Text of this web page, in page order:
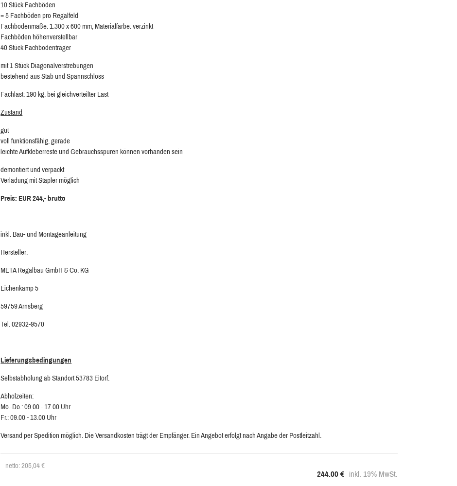
10 Stück Fachböden
= 5 Fachböden pro Regalfeld
Fachbodenmaße: 1.300 x 600 mm, Materialfarbe: verzinkt
Fachböden höhenverstellbar
40 Stück Fachbodenträger
mit 1 Stück Diagonalverstrebungen
bestehend aus Stab und Spannschloss
Fachlast: 190 kg, bei gleichverteilter Last
Zustand
gut
voll funktionsfähig, gerade
leichte Aufkleberreste und Gebrauchsspuren können vorhanden sein
demontiert und verpackt
Verladung mit Stapler möglich
Preis: EUR 244,- brutto
inkl. Bau- und Montageanleitung
Hersteller:
META Regalbau GmbH & Co. KG
Eichenkamp 5
59759 Arnsberg
Tel. 02932-9570
Lieferungsbedingungen
Selbstabholung ab Standort 53783 Eitorf.
Abholzeiten:
Mo.-Do.: 09.00 - 17.00 Uhr
Fr.: 09.00 - 13.00 Uhr
Versand per Spedition möglich. Die Versandkosten trägt der Empfänger. Ein Angebot erfolgt nach Angabe der Postleitzahl.
netto: 205,04€
244.00 € inkl. 19% MwSt.